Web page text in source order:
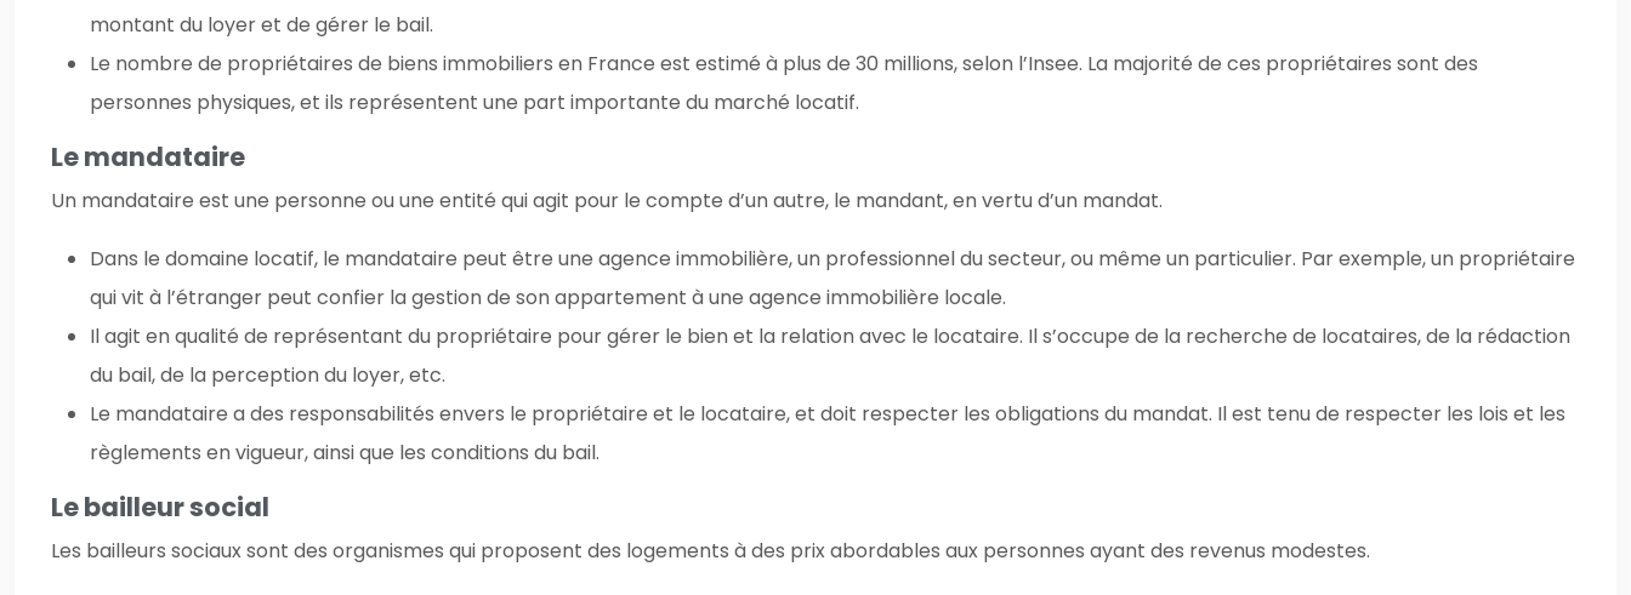
montant du loyer et de gérer le bail.
Le nombre de propriétaires de biens immobiliers en France est estimé à plus de 30 millions, selon l’Insee. La majorité de ces propriétaires sont des
personnes physiques, et ils représentent une part importante du marché locatif.
Le mandataire
Un mandataire est une personne ou une entité qui agit pour le compte d’un autre, le mandant, en vertu d’un mandat.
Dans le domaine locatif, le mandataire peut être une agence immobilière, un professionnel du secteur, ou même un particulier. Par exemple, un propriétaire
qui vit à l’étranger peut confier la gestion de son appartement à une agence immobilière locale.
Il agit en qualité de représentant du propriétaire pour gérer le bien et la relation avec le locataire. Il s’occupe de la recherche de locataires, de la rédaction
du bail, de la perception du loyer, etc.
Le mandataire a des responsabilités envers le propriétaire et le locataire, et doit respecter les obligations du mandat. Il est tenu de respecter les lois et les
règlements en vigueur, ainsi que les conditions du bail.
Le bailleur social
Les bailleurs sociaux sont des organismes qui proposent des logements à des prix abordables aux personnes ayant des revenus modestes.